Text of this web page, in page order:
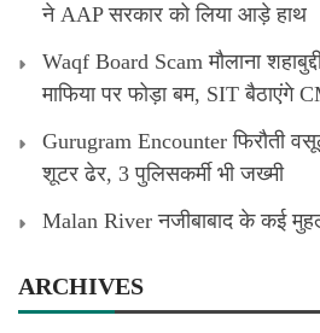
ने AAP सरकार को लिया आड़े हाथ
Waqf Board Scam मौलाना
माफिया पर फोड़ा बम, SIT बैठाएंगे
Gurugram Encounter फिरौती
शूटर ढेर, 3 पुलिसकर्मी भी जख्मी
Malan River नजीबाबाद के कई
ARCHIVES